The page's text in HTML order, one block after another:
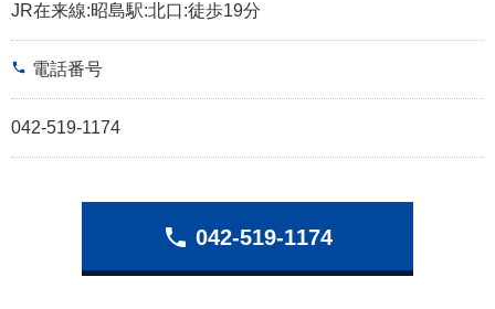
JR在来線:昭島駅:北口:徒歩19分
phone 電話番号
042-519-1174
phone 042-519-1174